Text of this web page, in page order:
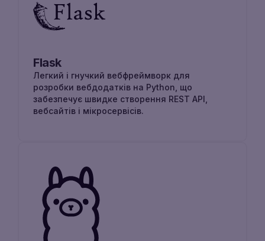
Flask
Легкий і гнучкий вебфреймворк для
розробки вебдодатків на Python, що
забезпечує швидке створення REST API,
вебсайтів і мікросервісів.